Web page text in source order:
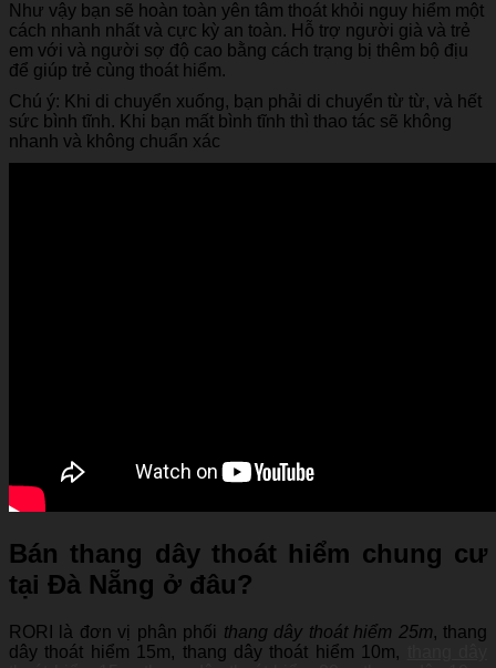
Như vậy bạn sẽ hoàn toàn yên tâm thoát khỏi nguy hiểm một
cách nhanh nhất và cực kỳ an toàn. Hỗ trợ người già và trẻ
em với và người sợ độ cao bằng cách trạng bị thêm bộ địu
để giúp trẻ cùng thoát hiểm.
Chú ý: Khi di chuyển xuống, bạn phải di chuyển từ từ, và hết
sức bình tĩnh. Khi bạn mất bình tĩnh thì thao tác sẽ không
nhanh và không chuẩn xác
Bán thang dây thoát hiểm chung cư
tại Đà Nẵng ở đâu?
RORI là đơn vị phân phối thang dây thoát hiểm 25m,thang
dây thoát hiểm 15m, thang dây thoát hiểm 10m,